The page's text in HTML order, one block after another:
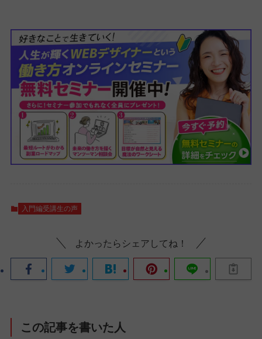
入門編受講生の声
よかったらシェアしてね！
この記事を書いた人